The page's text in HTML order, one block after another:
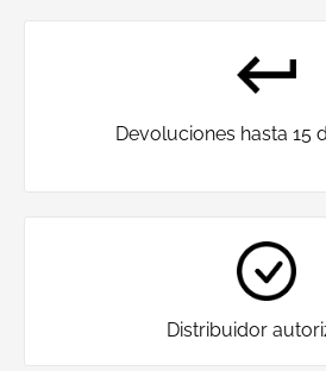
Devoluciones hasta 15
Distribuidor